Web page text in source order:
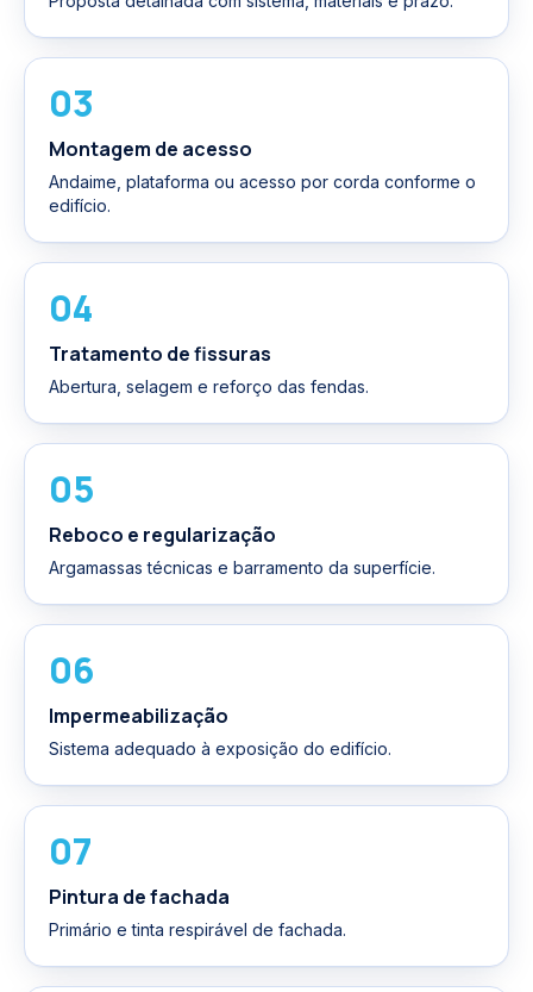
03
Montagem de acesso
Andaime, plataforma ou acesso por corda conforme o
edifício.
04
Tratamento de fissuras
Abertura, selagem e reforço das fendas.
05
Reboco e regularização
Argamassas técnicas e barramento da superfície.
06
Impermeabilização
Sistema adequado à exposição do edifício.
07
Pintura de fachada
Primário e tinta respirável de fachada.